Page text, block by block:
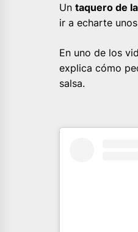
Un taquero de
ir a echarte
En uno de los
explica cómo
salsa.